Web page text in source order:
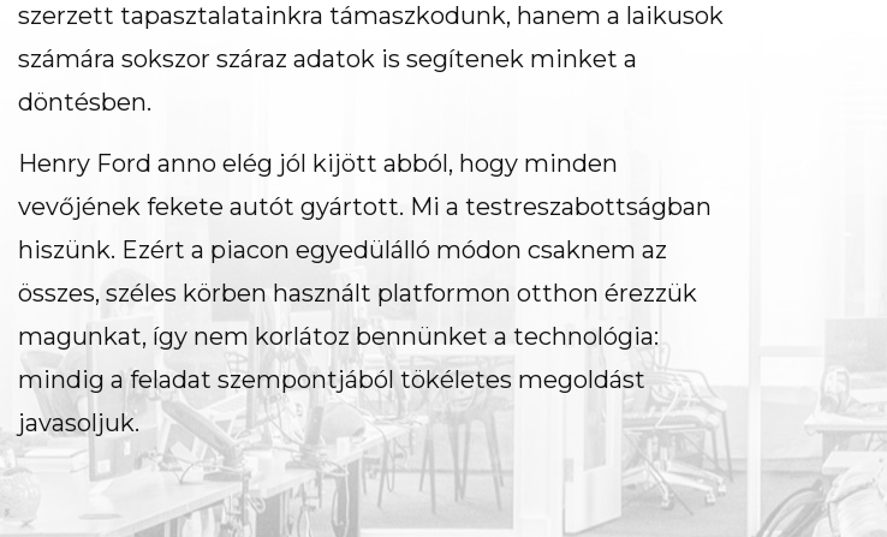
szerzett tapasztalatainkra támaszkodunk, hanem a laikusok
számára sokszor száraz adatok is segítenek minket a
döntésben.
Henry Ford anno elég jól kijött abból, hogy minden
vevőjének fekete autót gyártott. Mi a testreszabottságban
hiszünk. Ezért a piacon egyedülálló módon csaknem az
összes, széles körben használt platformon otthon érezzük
magunkat, így nem korlátoz bennünket a technológia:
mindig a feladat szempontjából tökéletes megoldást
javasoljuk.